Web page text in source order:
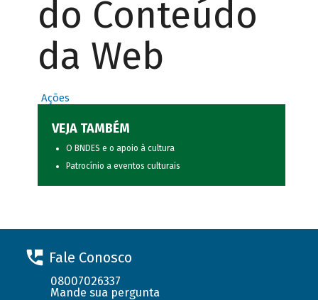
do Conteúdo
da Web
Ações
VEJA TAMBÉM
O BNDES e o apoio à cultura
Patrocínio a eventos culturais
Fale Conosco
08007026337
Mande sua pergunta